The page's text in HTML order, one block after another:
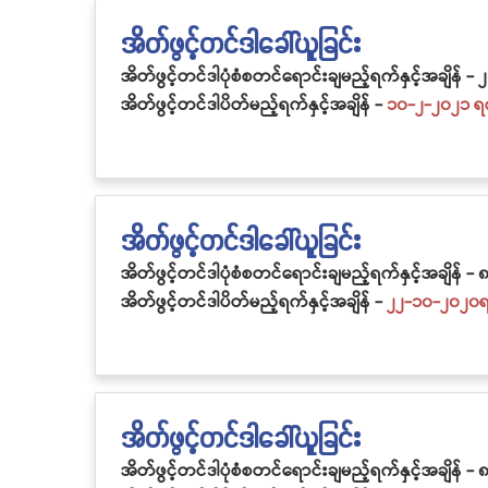
အိတ်ဖွင့်တင်ဒါခေါ်ယူခြင်း
အိတ်ဖွင့်တင်ဒါပုံစံစတင်ရောင်းချမည့်ရက်နှင့်အချိန် -
အိတ်ဖွင့်တင်ဒါပိတ်မည့်ရက်နှင့်အချိန် -၁၀-၂-၂၀၂၁
အိတ်ဖွင့်တင်ဒါခေါ်ယူခြင်း
အိတ်ဖွင့်တင်ဒါပုံစံစတင်ရောင်းချမည့်ရက်နှင့်အချိန် -
အိတ်ဖွင့်တင်ဒါပိတ်မည့်ရက်နှင့်အချိန် - ၂၂-၁၀-၂၀၂
အိတ်ဖွင့်တင်ဒါခေါ်ယူခြင်း
အိတ်ဖွင့်တင်ဒါပုံစံစတင်ရောင်းချမည့်ရက်နှင့်အချိန် -